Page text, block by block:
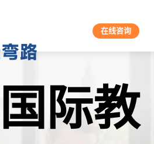
在线咨询
际教